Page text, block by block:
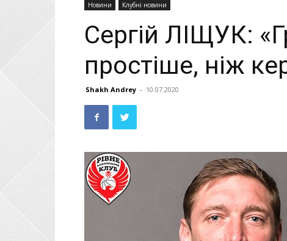
Новини Клубні новини
Сергій ЛІЩУК:
простіше, ніж
Shakh Andrey - 10.07.2020